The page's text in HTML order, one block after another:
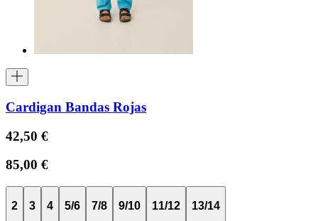
Cardigan Bandas Rojas
42,50 €
85,00 €
2 3 4 5/6 7/8 9/10 11/12 13/14